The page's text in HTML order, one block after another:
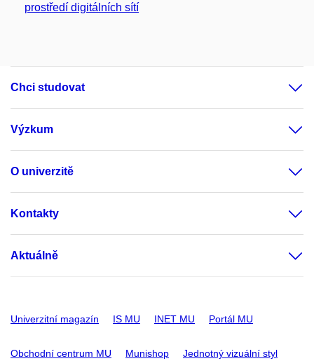
prostředí digitálních sítí
Chci studovat
Výzkum
O univerzitě
Kontakty
Aktuálně
Univerzitní magazín IS MU INET MU Portál MU
Obchodní centrum MU Munishop Jednotný vizuální styl